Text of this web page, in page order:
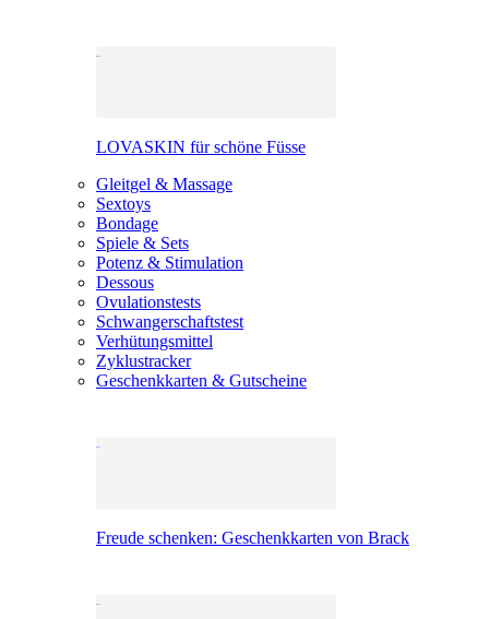
LOVASKIN für schöne Füsse
Gleitgel & Massage
Sextoys
Bondage
Spiele & Sets
Potenz & Stimulation
Dessous
Ovulationstests
Schwangerschaftstest
Verhütungsmittel
Zyklustracker
Geschenkkarten & Gutscheine
Freude schenken: Geschenkkarten von Brack